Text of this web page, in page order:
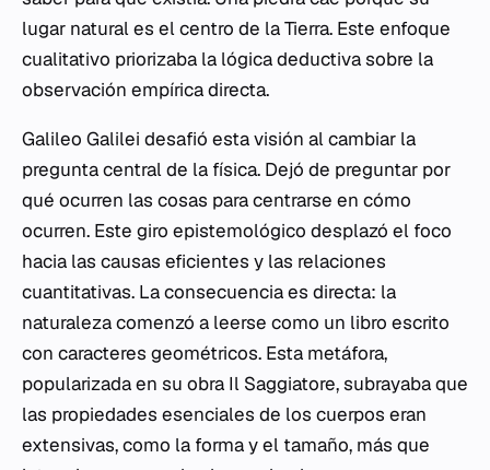
lugar natural es el centro de la Tierra. Este enfoque
cualitativo priorizaba la lógica deductiva sobre la
observación empírica directa.
Galileo Galilei desafió esta visión al cambiar la
pregunta central de la física. Dejó de preguntar por
qué ocurren las cosas para centrarse en cómo
ocurren. Este giro epistemológico desplazó el foco
hacia las causas eficientes y las relaciones
cuantitativas. La consecuencia es directa: la
naturaleza comenzó a leerse como un libro escrito
con caracteres geométricos. Esta metáfora,
popularizada en su obra Il Saggiatore, subrayaba que
las propiedades esenciales de los cuerpos eran
extensivas, como la forma y el tamaño, más que